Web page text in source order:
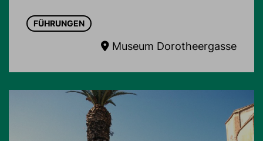
FÜHRUNGEN
Museum Dorotheergasse